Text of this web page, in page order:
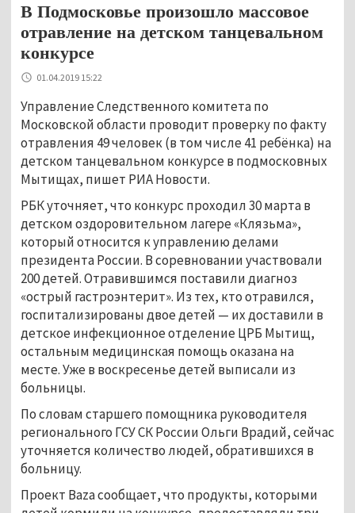
В Подмосковье произошло массовое
отравление на детском танцевальном
конкурсе
01.04.2019 15:22
Управление Следственного комитета по
Московской области проводит проверку по факту
отравления 49 человек (в том числе 41 ребёнка) на
детском танцевальном конкурсе в подмосковных
Мытищах, пишет РИА Новости.
РБК уточняет, что конкурс проходил 30 марта в
детском оздоровительном лагере «Клязьма»,
который относится к управлению делами
президента России. В соревновании участвовали
200 детей. Отравившимся поставили диагноз
«острый гастроэнтерит». Из тех, кто отравился,
госпитализированы двое детей — их доставили в
детское инфекционное отделение ЦРБ Мытищ,
остальным медицинская помощь оказана на
месте. Уже в воскресенье детей выписали из
больницы.
По словам старшего помощника руководителя
регионального ГСУ СК России Ольги Врадий, сейчас
уточняется количество людей, обратившихся в
больницу.
Проект Baza сообщает, что продукты, которыми